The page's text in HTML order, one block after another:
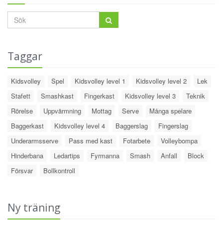
Taggar
Kidsvolley Spel Kidsvolley level 1 Kidsvolley level 2
Lek
Stafett
Smashkast Fingerkast Kidsvolley level 3
Teknik
Rörelse
Uppvärmning Mottag Serve
Många spelare
Baggerkast
Kidsvolley level 4 Baggerslag
Fingerslag
Underarmsserve
Pass med kast Fotarbete
Volleybompa
Hinderbana
Ledartips Fyrmanna Smash Anfall
Block
Försvar
Bollkontroll
Ny träning